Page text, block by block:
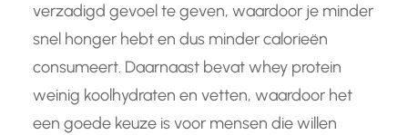
verzadigd gevoel te geven, waardoor je minder
snel honger hebt en dus minder calorieën
consumeert. Daarnaast bevat whey protein
weinig koolhydraten en vetten, waardoor het
een goede keuze is voor mensen die willen